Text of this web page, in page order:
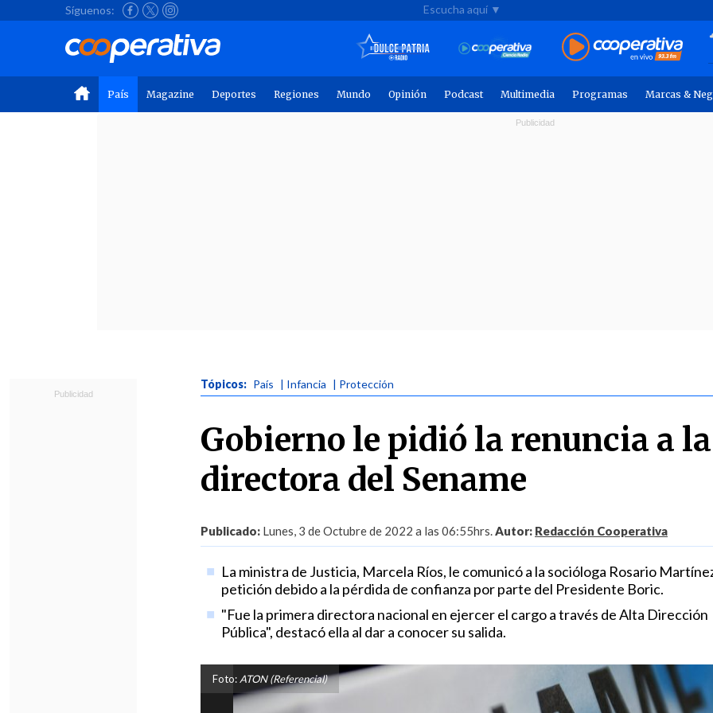
Síguenos: Escucha aquí ▼
País Magazine Deportes Regiones Mundo Opinión Podcast Multimedia Programas Marcas &
Tópicos: País | Infancia | Protección
Gobierno le pidió la renuncia a la
directora del Sename
Publicado: Lunes, 3 de Octubre de 2022 a las 06:55hrs.Autor: Redacción Cooperativa
La ministra de Justicia, Marcela Ríos, le comunicó a la socióloga Rosario
petición debido a la pérdida de confianza por parte del Presidente Boric.
"Fue la primera directora nacional en ejercer el cargo a través de Alta Dirección
Pública", destacó ella al dar a conocer su salida.
Foto: ATON (Referencial)